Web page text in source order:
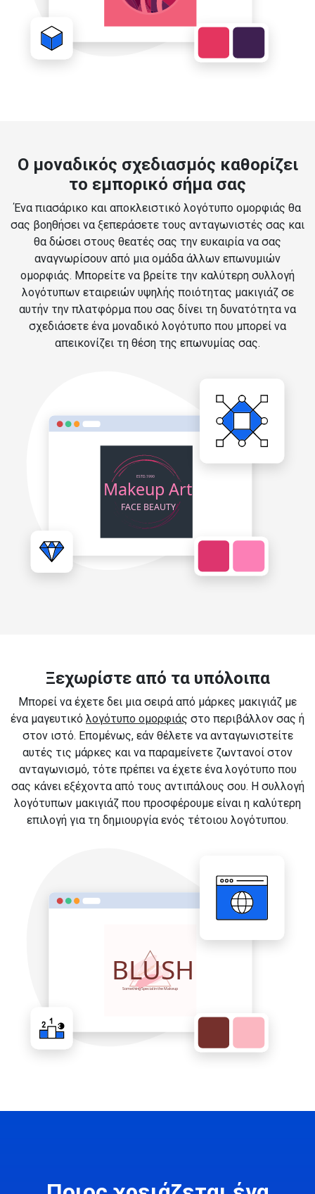
Ο μοναδικός σχεδιασμός καθορίζει
το εμπορικό σήμα σας
Ένα πιασάρικο και αποκλειστικό λογότυπο ομορφιάς θα
σας βοηθήσει να ξεπεράσετε τους ανταγωνιστές σας και
θα δώσει στους θεατές σας την ευκαιρία να σας
αναγνωρίσουν από μια ομάδα άλλων επωνυμιών
ομορφιάς. Μπορείτε να βρείτε την καλύτερη συλλογή
λογότυπων εταιρειών υψηλής ποιότητας μακιγιάζ σε
αυτήν την πλατφόρμα που σας δίνει τη δυνατότητα να
σχεδιάσετε ένα μοναδικό λογότυπο που μπορεί να
απεικονίζει τη θέση της επωνυμίας σας.
Ξεχωρίστε από τα υπόλοιπα
Μπορεί να έχετε δει μια σειρά από μάρκες μακιγιάζ με
ένα μαγευτικό λογότυπο ομορφιάς στο περιβάλλον σας ή
στον ιστό. Επομένως, εάν θέλετε να ανταγωνιστείτε
αυτές τις μάρκες και να παραμείνετε ζωντανοί στον
ανταγωνισμό, τότε πρέπει να έχετε ένα λογότυπο που
σας κάνει εξέχοντα από τους αντιπάλους σου. Η συλλογή
λογότυπων μακιγιάζ που προσφέρουμε είναι η καλύτερη
επιλογή για τη δημιουργία ενός τέτοιου λογότυπου.